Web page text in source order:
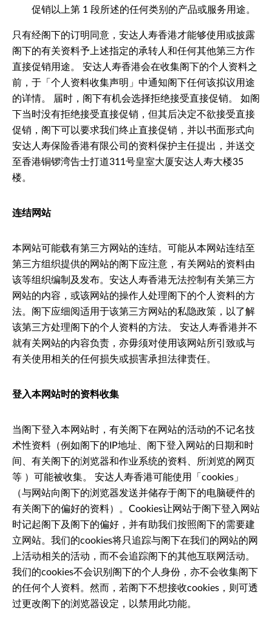
促销以上第 1 段所述的任何类别的产品或服务用途。
只有经阁下的订明同意，安达人寿香港才能够使用或披露
阁下的有关资料予上述指定的承转人和任何其他第三方作
直接促销用途。 安达人寿香港会在收集阁下的个人资料之
前，于「个人资料收集声明」中通知阁下任何该拟议用途
的详情。 届时，阁下有机会选择拒绝接受直接促销。 如阁
下当时没有拒绝接受直接促销，但其后决定不欲接受直接
促销，阁下可以要求我们终止直接促销，并以书面形式向
安达人寿保险香港有限公司的资料保护主任提出，并送交
至香港铜锣湾告士打道311号皇室大厦安达人寿大楼35
楼。
连结网站
本网站可能载有第三方网站的连结。可能从本网站连结至
第三方组织提供的网站的阁下应注意，有关网站的资料由
该等组织编制及发布。安达人寿香港无法控制有关第三方
网站的内容，或该网站的操作人处理阁下的个人资料的方
法。阁下应细阅适用于该第三方网站的私隐政策，以了解
该第三方处理阁下的个人资料的方法。 安达人寿香港并不
就有关网站的内容负责，亦毋须对使用该网站所引致或与
有关使用相关的任何损失或损害承担法律责任。
登入本网站时的资料收集
当阁下登入本网站时，有关阁下在网站的活动的不记名技
术性资料（例如阁下的IP地址、阁下登入网站的日期和时
间、有关阁下的浏览器和作业系统的资料、所浏览的网页
等 ）可能被收集。 安达人寿香港可能使用「cookies」
（与网站向阁下的浏览器发送并储存于阁下的电脑硬件的
有关阁下的偏好的资料）。Cookies让网站于阁下登入网站
时记起阁下及阁下的偏好，并有助我们按照阁下的需要建
立网站。我们的cookies将只追踪与阁下在我们的网站的网
上活动相关的活动，而不会追踪阁下的其他互联网活动。
我们的cookies不会识别阁下的个人身份，亦不会收集阁下
的任何个人资料。然而，若阁下不想接收cookies，则可透
过更改阁下的浏览器设定，以禁用此功能。